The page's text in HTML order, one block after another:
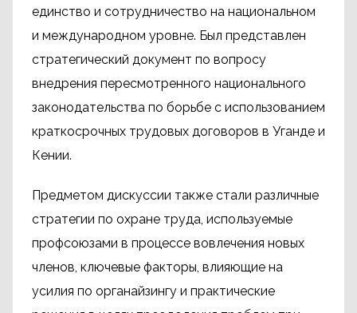
единство и сотрудничество на национальном
и международном уровне. Был представлен
стратегический документ по вопросу
внедрения пересмотренного национального
законодательства по борьбе с использованием
краткосрочных трудовых договоров в Уганде и
Кении.
Предметом дискуссии также стали различные
стратегии по охране труда, используемые
профсоюзами в процессе вовлечения новых
членов, ключевые факторы, влияющие на
усилия по органайзингу и практические